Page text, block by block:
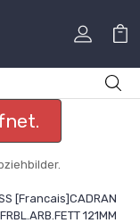
[Francais]CADRAN
121MM